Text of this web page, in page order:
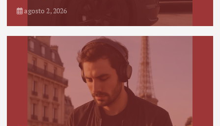
agosto 2, 2026